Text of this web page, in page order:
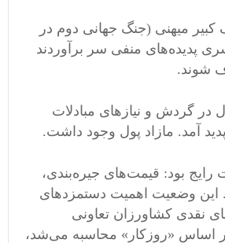
کبیر میهنی (جنگ جهانی دوم در
پدیده‌های منفی سر برآوردند
شوند.
در گردش و نیازهای مبادلات
آمد. مازاد پول وجود داشت.
رایج بود: قیمت‌های جیره‌بندی،
این وضعیت اهمیت دستمزدهای
نقدی کشاورزان تعاونی
اساس «روزکار» محاسبه می‌شد،